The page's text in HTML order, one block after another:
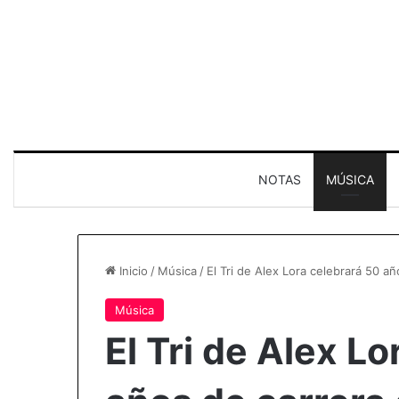
NOTAS MÚSICA
Inicio / Música / El Tri de Alex Lora celebrará 50
Música
El Tri de Alex